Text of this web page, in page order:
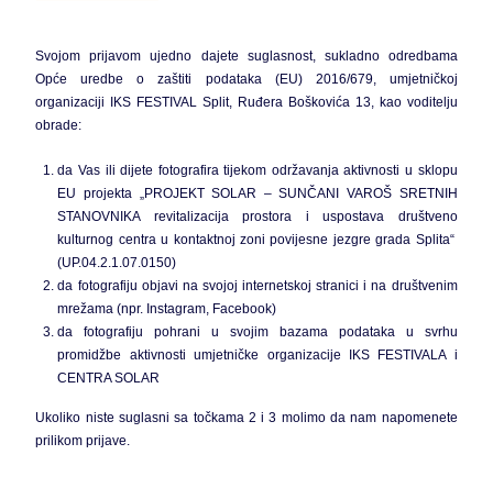
Svojom prijavom ujedno dajete suglasnost, sukladno odredbama
Opće uredbe o zaštiti podataka (EU) 2016/679, umjetničkoj
organizaciji IKS FESTIVAL Split, Ruđera Boškovića 13, kao voditelju
obrade:
da Vas ili dijete fotografira tijekom održavanja aktivnosti u sklopu
EU projekta „PROJEKT SOLAR – SUNČANI VAROŠ SRETNIH
STANOVNIKA revitalizacija prostora i uspostava društveno
kulturnog centra u kontaktnoj zoni povijesne jezgre grada Splita“
(UP.04.2.1.07.0150)
da fotografiju objavi na svojoj internetskoj stranici i na društvenim
mrežama (npr. Instagram, Facebook)
da fotografiju pohrani u svojim bazama podataka u svrhu
promidžbe aktivnosti umjetničke organizacije IKS FESTIVALA i
CENTRA SOLAR
Ukoliko niste suglasni sa točkama 2 i 3 molimo da nam napomenete
prilikom prijave.